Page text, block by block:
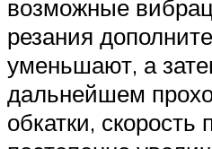
возможные
резания
уменьшают, а
дальнейшем
обкатки, скорость